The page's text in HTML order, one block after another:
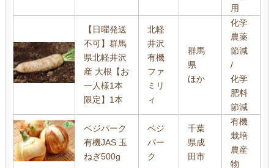
用
【日曜発送
不可】群馬
県北軽井沢
産 大根【お
一人様1本
限定】1本
北軽
井沢
有機
ファ
ミリ
ィ
群馬
県
ほか
化学
農薬
節減
/
化学
肥料
節減
ベジパーク
有機JAS 玉
ねぎ500g
ベジ
パー
ク
千葉
県成
田市
有機
栽培
農産
物